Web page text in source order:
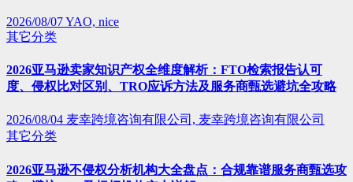
2026/08/07YAO, nice
其它分类
2026亚马逊卖家知识产权全维度解析：FTO检索报告认可
度、侵权比对区别、TRO应诉方法及服务商甄选避坑全攻略
2026/08/04 麦幸跨境咨询有限公司, 麦幸跨境咨询有限公司
其它分类
2026亚马逊不侵权分析机构大全盘点：合规靠谱服务商甄选攻